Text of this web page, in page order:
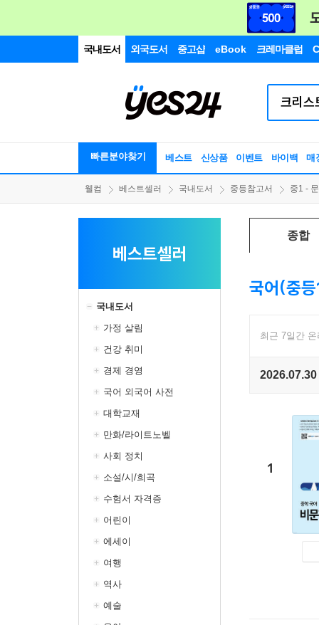
국내도서 외국도서 중고샵 eBook 크레마클럽
빠른분야찾기 베스트 신상품 이벤트 바이백 매
웰컴 베스트셀러 국내도서 중등참고서 중1 -
베스트셀러
국내도서
가정 살림
건강 취미
경제 경영
국어 외국어 사전
대학교재
만화/라이트노벨
사회 정치
소설/시/희곡
수험서 자격증
어린이
에세이
여행
역사
예술
종합
국어(중
최근 7일간
1